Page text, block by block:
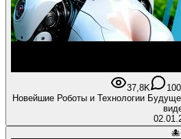
37,8K 100
Новейшие Роботы и Технологии
🐙